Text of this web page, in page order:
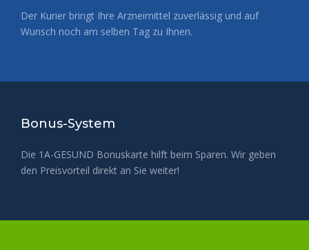
Der Kurier bringt Ihre Arzneimittel zuverlässig und auf
Wunsch noch am selben Tag zu Ihnen.
Bonus-System
Die 1A-GESUND Bonuskarte hilft beim Sparen. Wir geben
den Preisvorteil direkt an Sie weiter!